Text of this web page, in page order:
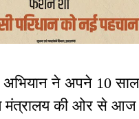
अभियान ने अपने 10
मंत्रालय की ओर से आज